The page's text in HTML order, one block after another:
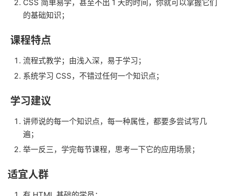
CSS 简单易学，甚至不出 1 天的时间，你就可以掌握它们
的基础知识；
课程特点
流程式教学；由浅入深，易于学习；
系统学习 CSS，不错过任何一个知识点；
学习建议
讲师说的每一个知识点，每一种属性，都要多尝试写几
遍；
举一反三，学完每节课程，思考一下它的应用场景；
适宜人群